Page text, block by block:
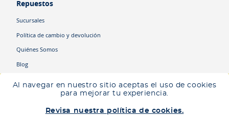
Al navegar en nuestro sitio aceptas el uso de cookies
para mejorar tu experiencia.
Revisa nuestra política de cookies.
Ingresa tu ubicación para ver los productos disponibles en tu zona,
junto al tiempo y costo de entrega.
Repuestos
Sucursales
Política de cambio y devolución
Quiénes Somos
Blog